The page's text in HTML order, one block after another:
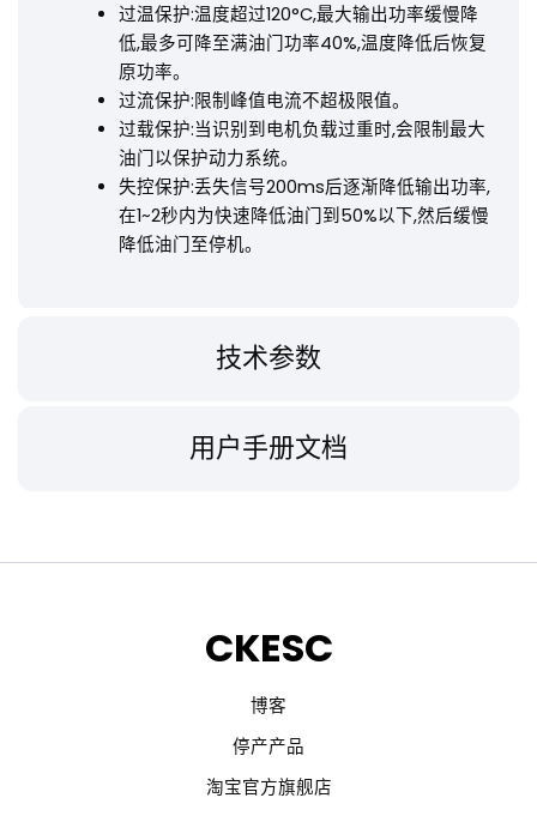
技术参数
用户手册文档
过温保护:温度超过120°C,最大输出功率缓慢降
低,最多可降至满油门功率40%,温度降低后恢复
原功率。
过流保护:限制峰值电流不超极限值。
过载保护:当识别到电机负载过重时,会限制最大
油门以保护动力系统。
失控保护:丢失信号200ms后逐渐降低输出功率,
在1~2秒内为快速降低油门到50%以下,然后缓慢
降低油门至停机。
CKESC
博客
停产产品
淘宝官方旗舰店